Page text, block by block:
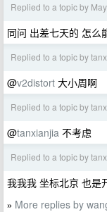
Replied to a topic by
同问 出差七天的 怎么
Replied to a topic by
@v2distort 大小周啊
Replied to a topic by
@tanxianjia 不考虑
Replied to a topic by
我我我 坐标北京 也是
» More replies by